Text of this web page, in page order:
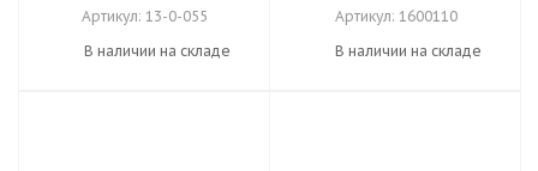
Артикул: 13-0-055
В наличии на складе
Артикул: 1600110
В наличии на складе